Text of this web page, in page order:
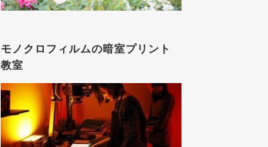
モノクロフィルムの暗室プリント
教室